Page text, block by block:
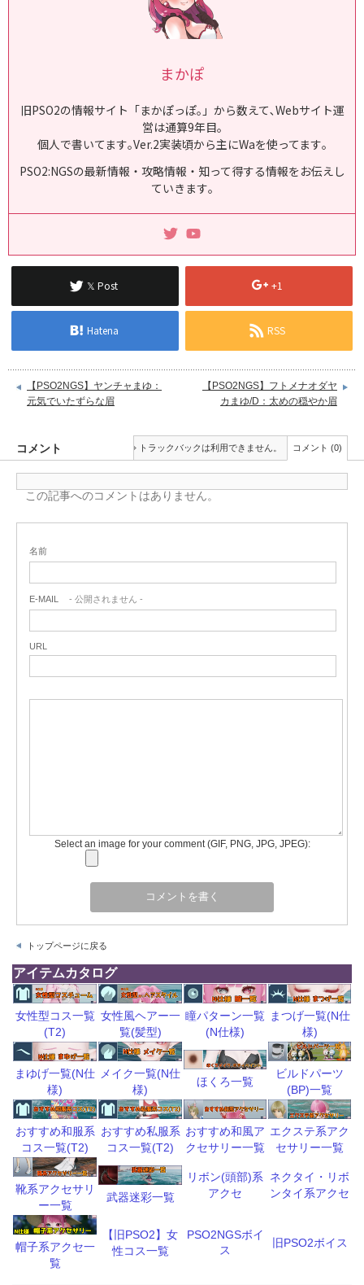
まかぽ
旧PSO2の情報サイト「まかぽっぽ｡」から数えて､Webサイト運
営は通算9年目｡
個人で書いてます｡Ver.2実装頃から主にWaを使ってます｡
PSO2:NGSの最新情報・攻略情報・知って得する情報をお伝えし
ていきます｡
𝕏 Post +1
Hatena RSS
【PSO2NGS】ヤンチャまゆ：
元気でいたずらな眉
【PSO2NGS】フトメナオダヤ
カまゆ/D：太めの穏やか眉
コメント トラックバックは利用できません。 コメント (0)
この記事へのコメントはありません。
名前
E-MAIL - 公開されません -
URL
Select an image for your comment (GIF, PNG, JPG, JPEG):
トップページに戻る
アイテムカタログ
女性型コス一覧
(T2)
女性風ヘアー一
覧(髪型)
瞳パターン一覧
(N仕様)
まつげ一覧(N仕
様)
まゆげ一覧(N仕
様)
メイク一覧(N仕
様)
ほくろ一覧
ビルドパーツ
(BP)一覧
おすすめ和服系
コス一覧(T2)
おすすめ私服系
コス一覧(T2)
おすすめ和風ア
クセサリー一覧
エクステ系アク
セサリー一覧
靴系アクセサリ
ー一覧
武器迷彩一覧
リボン(頭部)系
アクセ
ネクタイ・リボ
ンタイ系アクセ
帽子系アクセ一
覧
【旧PSO2】女
性コス一覧
PSO2NGSボイ
ス
旧PSO2ボイス